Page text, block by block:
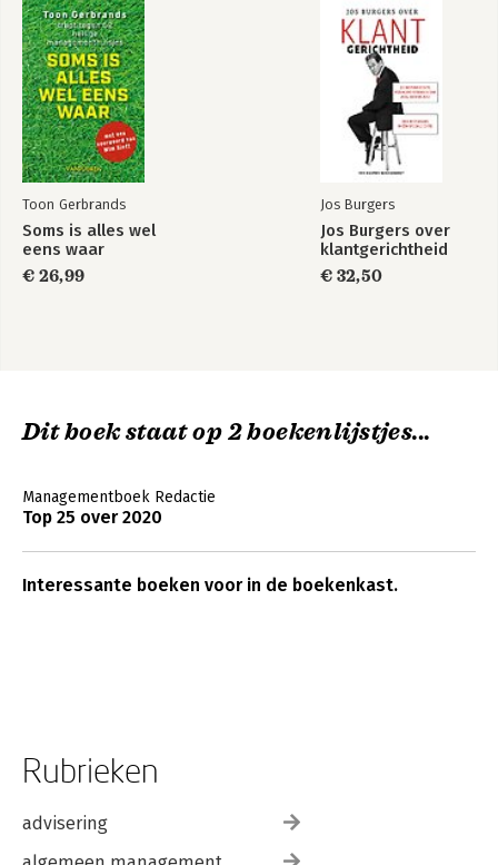
Toon Gerbrands
Soms is alles wel
eens waar
€ 26,99
Jos Burgers
Jos Burgers over
klantgerichtheid
€ 32,50
Dit boek staat op 2 boekenlijstjes...
Managementboek Redactie
Top 25 over 2020
Interessante boeken voor in de boekenkast.
Rubrieken
advisering